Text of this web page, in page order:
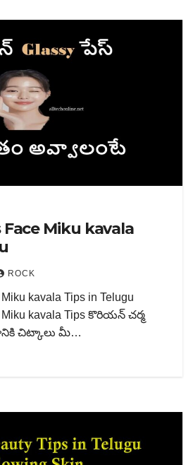
Face Miku kavala
ROCK
kavala Tips in Telugu
Miku kavala Tips కొరియన్ చర్మ
చిట్కాలు మీ…